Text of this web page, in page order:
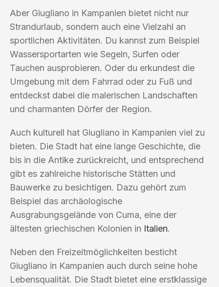
Aber Giugliano in Kampanien bietet nicht nur
Strandurlaub, sondern auch eine Vielzahl an
sportlichen Aktivitäten. Du kannst zum Beispiel
Wassersportarten wie Segeln, Surfen oder
Tauchen ausprobieren. Oder du erkundest die
Umgebung mit dem Fahrrad oder zu Fuß und
entdeckst dabei die malerischen Landschaften
und charmanten Dörfer der Region.
Auch kulturell hat Giugliano in Kampanien viel zu
bieten. Die Stadt hat eine lange Geschichte, die
bis in die Antike zurückreicht, und entsprechend
gibt es zahlreiche historische Stätten und
Bauwerke zu besichtigen. Dazu gehört zum
Beispiel das archäologische
Ausgrabungsgelände von Cuma, eine der
ältesten griechischen Kolonien in Italien.
Neben den Freizeitmöglichkeiten besticht
Giugliano in Kampanien auch durch seine hohe
Lebensqualität. Die Stadt bietet eine erstklassige